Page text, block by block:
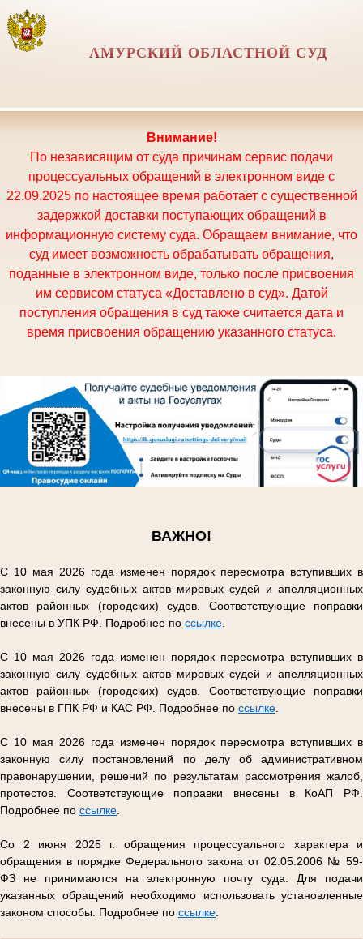
АМУРСКИЙ ОБЛАСТНОЙ СУД
Внимание!
По независящим от суда причинам сервис подачи
процессуальных обращений в электронном виде с
22.09.2025 по настоящее время работает с существенной
задержкой доставки поступающих обращений в
информационную систему суда. Обращаем внимание, что
суд имеет возможность обрабатывать обращения,
поданные в электронном виде, только после присвоения
им сервисом статуса «Доставлено в суд». Датой
поступления обращения в суд также считается дата и
время присвоения обращению указанного статуса.
ВАЖНО!
С 10 мая 2026 года изменен порядок пересмотра вступивших в
законную силу судебных актов мировых судей и апелляционных
актов районных (городских) судов. Соответствующие поправки
внесены в УПК РФ. Подробнее по ссылке
С 10 мая 2026 года изменен порядок пересмотра вступивших в
законную силу судебных актов мировых судей и апелляционных
актов районных (городских) судов. Соответствующие поправки
внесены в ГПК РФ и КАС РФ. Подробнее по ссылке
С 10 мая 2026 года изменен порядок пересмотра вступивших в
законную силу постановлений по делу об административном
правонарушении, решений по результатам рассмотрения жалоб,
протестов. Соответствующие поправки внесены в КоАП РФ.
Подробнее по ссылке
Со 2 июня 2025 г. обращения процессуального характера и
обращения в порядке Федерального закона от 02.05.2006 № 59-
ФЗ не принимаются на электронную почту суда. Для подачи
указанных обращений необходимо использовать установленные
законом способы. Подробнее по ссылке